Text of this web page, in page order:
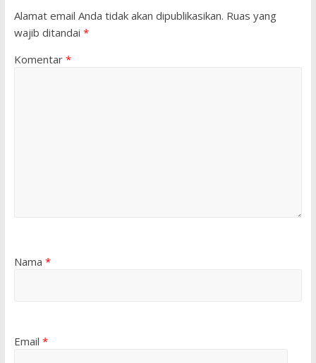
Alamat email Anda tidak akan dipublikasikan. Ruas yang
wajib ditandai *
Komentar *
Nama *
Email *